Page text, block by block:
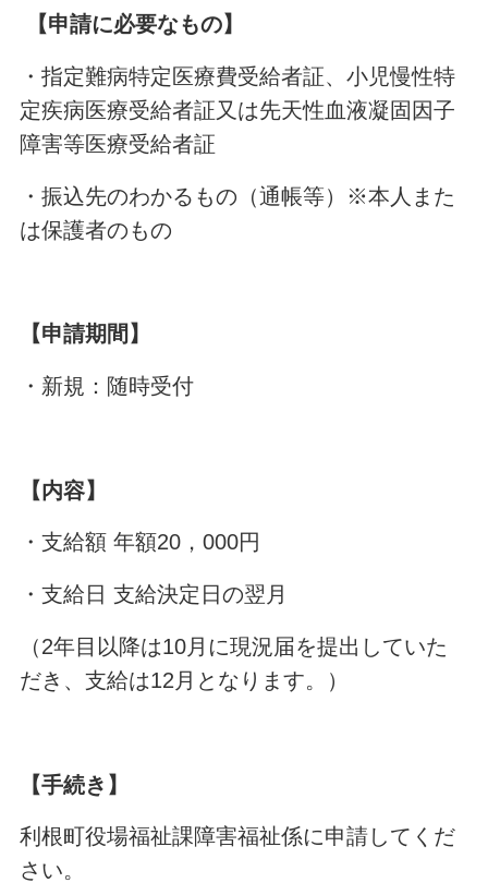
【申請に必要なもの】
・指定難病特定医療費受給者証、小児慢性特
定疾病医療受給者証又は先天性血液凝固因子
障害等医療受給者証
・振込先のわかるもの（通帳等）※本人また
は保護者のもの
【申請期間】
・新規：随時受付
【内容】
・支給額 年額20，000円
・支給日 支給決定日の翌月
（2年目以降は10月に現況届を提出していた
だき、支給は12月となります。）
【手続き】
利根町役場福祉課障害福祉係に申請してくだ
さい。